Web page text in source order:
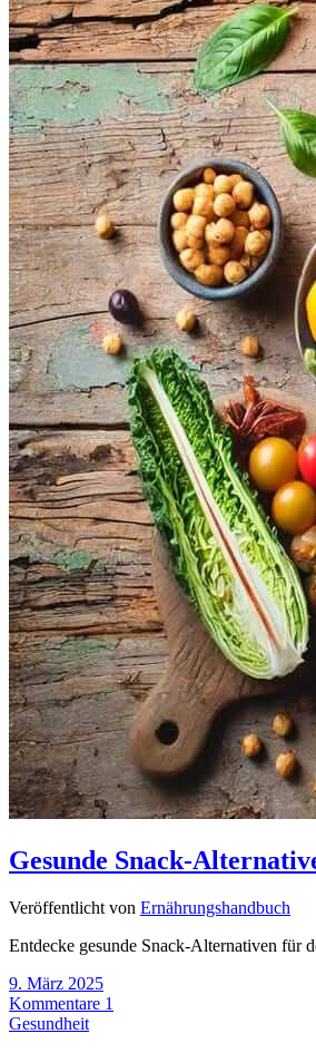
Gesunde Snack-
Veröffentlicht von Ernährungshandbuch
Entdecke gesunde Snack-Alternativen für
9. März 2025
Kommentare 1
Gesundheit